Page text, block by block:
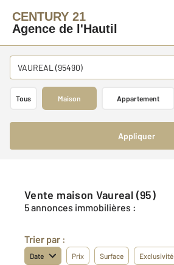
CENTURY 21
Agence de l'Hautil
VAUREAL (95490)
Tous Maison Appartement
Appliquer
Vente maison Vaureal (95)
5 annonces immobilières :
Trier par :
Date Prix Surface Exclusivité